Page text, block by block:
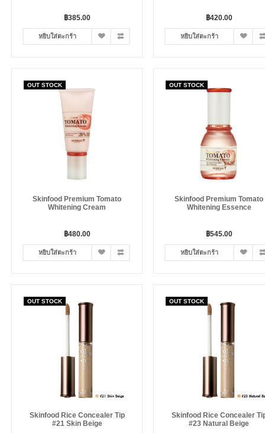
฿385.00
หยิบใส่ตะกร้า
฿420.00
หยิบใส่ตะกร้า
OUT STOCK
Skinfood Premium Tomato
Whitening Cream
฿480.00
หยิบใส่ตะกร้า
OUT STOCK
Skinfood Premium Tomato
Whitening Essence
฿545.00
หยิบใส่ตะกร้า
OUT STOCK
Skinfood Rice Concealer Tip
#21 Skin Beige
OUT STOCK
Skinfood Rice Concealer
#23 Natural Beige